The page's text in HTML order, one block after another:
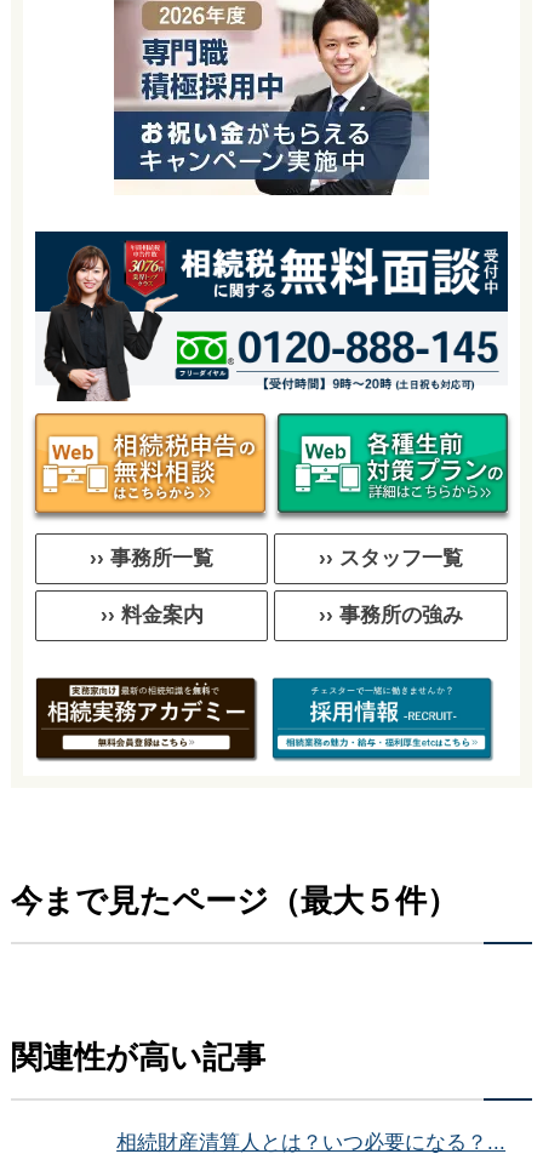
›› 事務所一覧 ›› スタッフ一覧
›› 料金案内 ›› 事務所の強み
今まで見たページ（最大５件）
関連性が高い記事
相続財産清算人とは？いつ必要になる？...